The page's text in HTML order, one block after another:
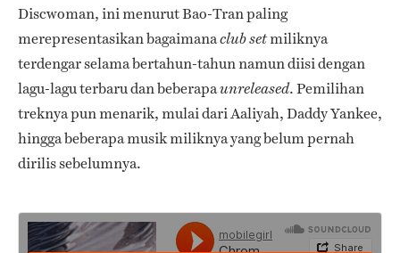
Discwoman, ini menurut Bao-Tran paling
merepresentasikan bagaimanaclub setmiliknya
terdengar selama bertahun-tahun namun diisi dengan
lagu-lagu terbaru dan beberapaunreleased. Pemilihan
treknya pun menarik, mulai dari Aaliyah, Daddy Yankee,
hingga beberapa musik miliknya yang belum pernah
dirilis sebelumnya.